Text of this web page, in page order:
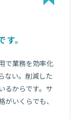
。
で業務を効率化
ない。削減した
るからです。サ
いくらでも、